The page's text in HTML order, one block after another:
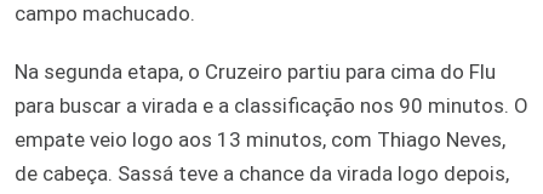
campo machucado.
Na segunda etapa, o Cruzeiro partiu para cima do Flu
para buscar a virada e a classificação nos 90 minutos. O
empate veio logo aos 13 minutos, com Thiago Neves,
de cabeça. Sassá teve a chance da virada logo depois,